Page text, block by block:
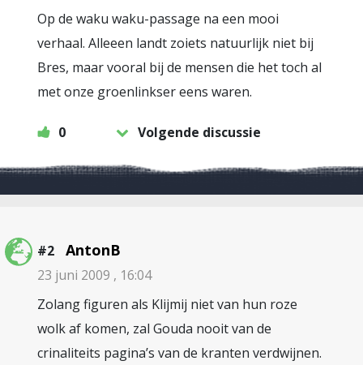
Op de waku waku-passage na een mooi
verhaal. Alleeen landt zoiets natuurlijk niet bij
Bres, maar vooral bij de mensen die het toch al
met onze groenlinkser eens waren.
0 Volgende discussie
#2 AntonB
23 juni 2009 , 16:04
Zolang figuren als Klijmij niet van hun roze
wolk af komen, zal Gouda nooit van de
crinaliteits pagina’s van de kranten verdwijnen.